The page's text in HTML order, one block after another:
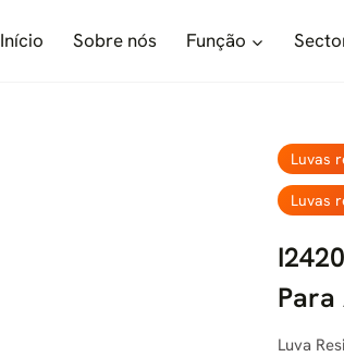
Início Sobre nós Função
Luvas
Luvas
Luva